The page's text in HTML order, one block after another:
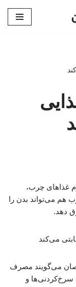
غذاهای چرب،
هم می‌تواند بدن را
می‌گویند مصرف
سرخ‌کردنی‌ها و